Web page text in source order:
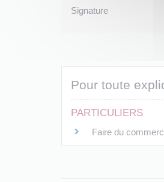
Signature
Pour toute
PARTICULIERS
Faire du